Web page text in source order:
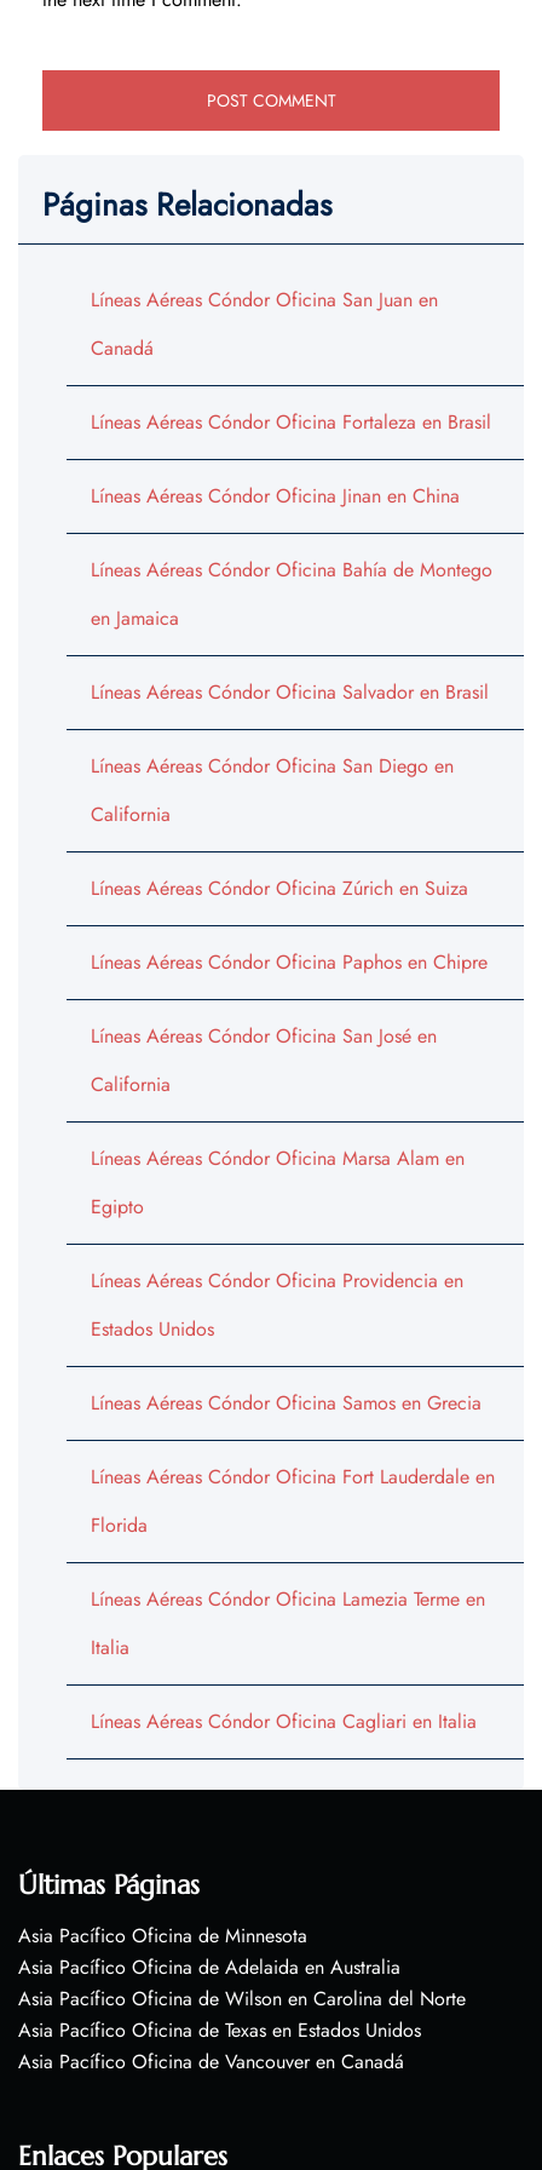
Páginas Relacionadas
Líneas Aéreas Cóndor Oficina San Juan en
Canadá
Líneas Aéreas Cóndor Oficina Fortaleza en Brasil
Líneas Aéreas Cóndor Oficina Jinan en China
Líneas Aéreas Cóndor Oficina Bahía de Montego
en Jamaica
Líneas Aéreas Cóndor Oficina Salvador en Brasil
Líneas Aéreas Cóndor Oficina San Diego en
California
Líneas Aéreas Cóndor Oficina Zúrich en Suiza
Líneas Aéreas Cóndor Oficina Paphos en Chipre
Líneas Aéreas Cóndor Oficina San José en
California
Líneas Aéreas Cóndor Oficina Marsa Alam en
Egipto
Líneas Aéreas Cóndor Oficina Providencia en
Estados Unidos
Líneas Aéreas Cóndor Oficina Samos en Grecia
Líneas Aéreas Cóndor Oficina Fort Lauderdale en
Florida
Líneas Aéreas Cóndor Oficina Lamezia Terme en
Italia
Líneas Aéreas Cóndor Oficina Cagliari en Italia
Últimas Páginas
Asia Pacífico Oficina de Minnesota
Asia Pacífico Oficina de Adelaida en Australia
Asia Pacífico Oficina de Wilson en Carolina del Norte
Asia Pacífico Oficina de Texas en Estados Unidos
Asia Pacífico Oficina de Vancouver en Canadá
Enlaces Populares